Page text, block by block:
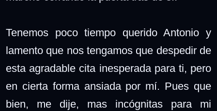
Tenemos poco tiempo querido Antonio y
lamento que nos tengamos que despedir de
esta agradable cita inesperada para ti, pero
en cierta forma ansiada por mí. Pues que
bien, me dije, mas incógnitas para mi